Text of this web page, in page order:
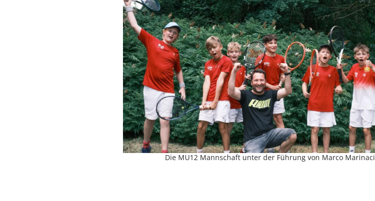
Die MU12 Mannschaft unter der Führung von Marco Marinaci